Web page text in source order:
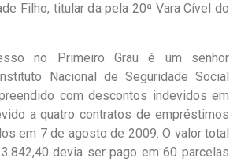
Filho, titular da pela 20ª Vara Cível do
no Primeiro Grau é um senhor
Nacional de Seguridade Social
com descontos indevidos em
a quatro contratos de empréstimos
em 7 de agosto de 2009. O valor total
devia ser pago em 60 parcelas